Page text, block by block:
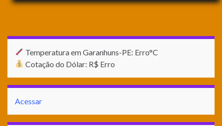
Temperatura em Garanhuns-PE: Erro°C
Cotação do Dólar: R$ Erro
Acessar